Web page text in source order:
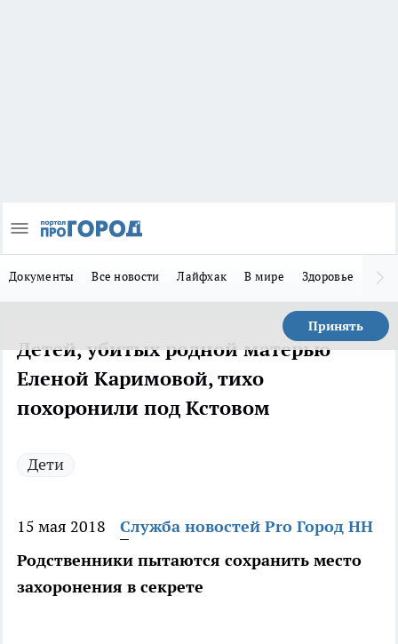
Документы Все новости Лайфхак В мире Здоровье
Принять
Детей, убитых родной матерью
Еленой Каримовой, тихо
похоронили под Кстовом
Дети
15 мая 2018
Служба новостей Pro Город НН
Родственники пытаются сохранить место
захоронения в секрете